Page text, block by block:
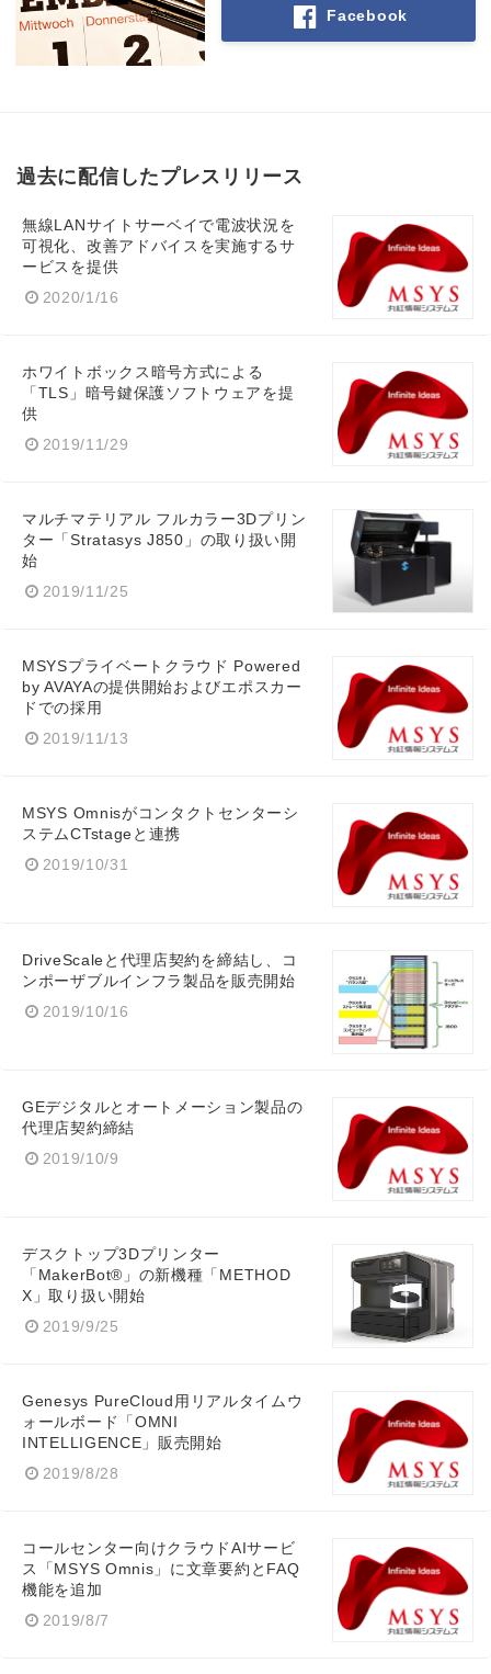
Facebook
過去に配信したプレスリリース
無線LANサイトサーベイで電波状況を
可視化、改善アドバイスを実施するサ
ービスを提供
2020/1/16
ホワイトボックス暗号方式による
「TLS」暗号鍵保護ソフトウェアを提
供
2019/11/29
マルチマテリアル フルカラー3Dプリン
ター「Stratasys J850」の取り扱い開
始
2019/11/25
MSYSプライベートクラウド Powered
by AVAYAの提供開始およびエポスカー
ドでの採用
2019/11/13
MSYS Omnisがコンタクトセンターシ
ステムCTstageと連携
2019/10/31
DriveScaleと代理店契約を締結し、コ
ンポーザブルインフラ製品を販売開始
2019/10/16
GEデジタルとオートメーション製品の
代理店契約締結
2019/10/9
デスクトップ3Dプリンター
「MakerBot®」の新機種「METHOD
X」取り扱い開始
2019/9/25
Genesys PureCloud用リアルタイムウ
ォールボード「OMNI
INTELLIGENCE」販売開始
2019/8/28
コールセンター向けクラウドAIサービ
ス「MSYS Omnis」に文章要約とFAQ
機能を追加
2019/8/7
Japanese